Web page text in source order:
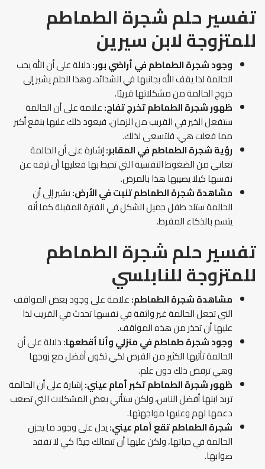
تفسير حلم شجرة الطماطم
للمتزوجة لابن سيرين
وجود شجرة الطماطم في أراضي بور:دلالة على أن الله يحب
الحالمة لذا يقف الله بجانبها في الشدائد، وهذا الحلم يشير إلى
خروج الحالمة من مشكلاتها قريبًا.
ظهور شجرة الطماطم تخرج تفاح:علامة على أن الحالمة
ستفعل الخير في القريب من الزمان، فيعود ذلك عليها بنفع أكبر
مما فعلت هي، فلتسعى لذلك.
رؤية شجرة الطماطم في المقابر:إشارة على أن الحالمة
تعاني من الضغوط النفسية التي تحيط بها فعليها أن ترفه عن
نفسها كيلا يصيبها هذا بالمرض.
مشاهدة شجرة الطماطم تنبت في الأرض:يشير إلى أن
الحالمة ستلد طفل جميل الشكل في الفترة المقبلة كما أنه
يتسم بالذكاء المفرط.
تفسير حلم شجرة الطماطم
للمتزوجة للنابلسي
مشاهدة شجرة الطماطم:علامة على وجود بعض المواقف
التي تجعل الحالمة غير واثقة في نفسها تحدث في القريب لذا
عليها أن تحذر من هذه المواقف.
وجود شجرة طماطم في منزلي وأنا أقطعها:دلالة على أن
الحالمة تأتيها الكثير من الفرص لكي تكون أفضل مع زوجها
وهي ترفض ذلك دون علم.
ظهور شجرة الطماطم تكبر أمام عيني:إشارة على أن الحالمة
تريد ابنها أفضل الناس، ولكن ستأتي بعض المشكلات التي تصعب
دعمها لهم وعليها مواجهتها.
شجرة الطماطم تقع أمام عيني:يدل على وجود ما يحزن
الحالمة في حياتها، ولكن عليها أن تتمالك جيدًا كي لا تفقد
صوابها.